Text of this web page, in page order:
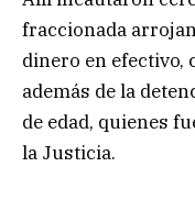
fraccionada
dinero en efectivo,
además de la
de edad, quienes
la Justicia.